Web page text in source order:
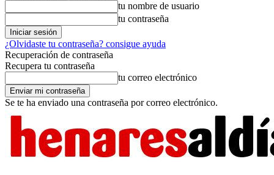
tu nombre de usuario
tu contraseña
¿Olvidaste tu contraseña? consigue ayuda
Recuperación de contraseña
Recupera tu contraseña
tu correo electrónico
Se te ha enviado una contraseña por correo electrónico.